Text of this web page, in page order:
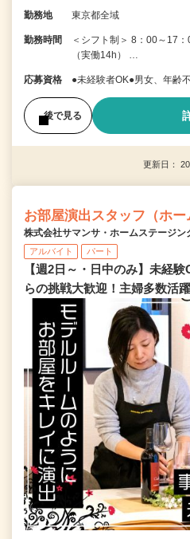
勤務地 東京都全域
勤務時間
＜シフト制＞ 8：00～17
（実働14h） …
応募資格 ●未経験者OK●男女、年齢
後で見る
更新日：
お部屋演出スタッフ（ホー
株式会社サマンサ・ホームステージン
アルバイト パート
【週2日～・日中のみ】未経
らの挑戦大歓迎！主婦多数活